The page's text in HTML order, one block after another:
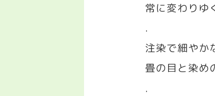
常に変わりゆ
.
注染で細やか
畳の目と染め
.